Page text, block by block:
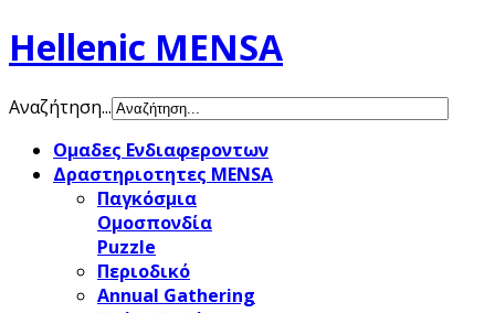
Hellenic MENSA
Αναζήτηση...
Ομαδες Ενδιαφεροντων
Δραστηριοτητες MENSA
Παγκόσμια
Ομοσπονδία
Puzzle
Περιοδικό
Annual Gathering